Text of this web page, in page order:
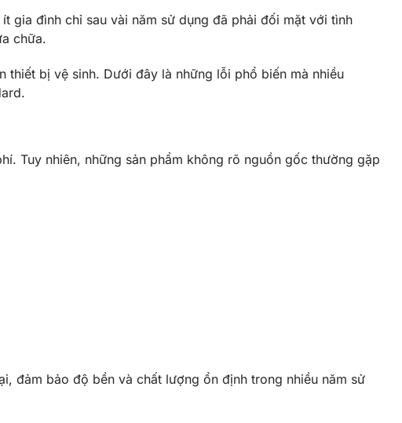
gia đình chỉ sau vài năm sử dụng đã phải đối mặt với tình
chữa.
thiết bị vệ sinh. Dưới đây là những lỗi phổ biến mà nhiều
.
Tuy nhiên, những sản phẩm không rõ nguồn gốc thường gặp
đảm bảo độ bền và chất lượng ổn định trong nhiều năm sử